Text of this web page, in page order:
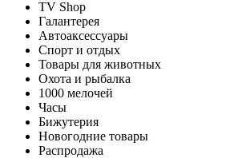
TV Shop
Галантерея
Автоаксессуары
Спорт и отдых
Товары для животных
Охота и рыбалка
1000 мелочей
Часы
Бижутерия
Новогодние товары
Распродажа